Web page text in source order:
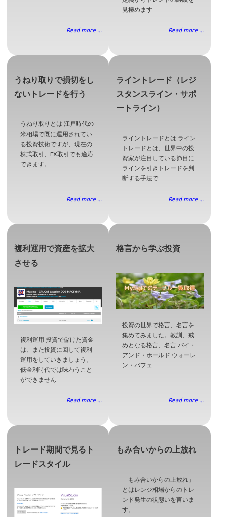
Read more ...
見極めます
Read more ...
うねり取りで損切をし
ないトレードを行う
うねり取りとは 江戸時代の
米相場で既に運用されてい
る投資技術ですが、現在の
株式取引、FX取引でも適応
できます。
Read more ...
ライントレード（レジ
スタンスライン・サポ
ートライン）
ライントレードとは ライン
トレードとは、世界中の投
資家が注目している節目に
ラインを引きトレードを判
断する手法で
Read more ...
複利運用で資産を拡大
させる
複利運用 投資で儲けた資金
は、また投資に回して複利
運用をしていきましょう。
低金利時代では味わうこと
ができません
Read more ...
格言から学ぶ投資
投資の世界で格言、名言を
集めてみました。教訓、戒
めとなる格言、名言 バイ・
アンド・ホールド ウォーレ
ン・バフェ
Read more ...
トレード期間で見るト
レードスタイル
もみ合いからの上放れ
「もみ合いからの上放れ」
とはレンジ相場からのトレ
ンド発生の状態いを言いま
す。